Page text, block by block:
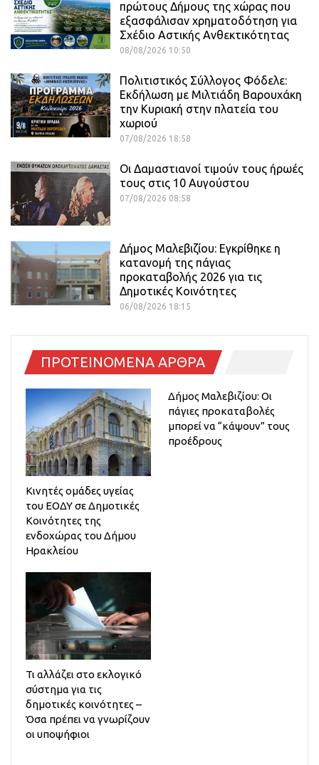
πρώτους Δήμους της χώρας που
εξασφάλισαν χρηματοδότηση για
Σχέδιο Αστικής Ανθεκτικότητας
08/08/2026 10:50
Πολιτιστικός Σύλλογος Φόδελε:
Εκδήλωση με Μιλτιάδη Βαρουχάκη
την Κυριακή στην πλατεία του
χωριού
07/08/2026 18:58
Οι Δαμαστιανοί τιμούν τους ήρωές
τους στις 10 Αυγούστου
07/08/2026 08:58
Δήμος Μαλεβιζίου: Εγκρίθηκε η
κατανομή της πάγιας
προκαταβολής 2026 για τις
Δημοτικές Κοινότητες
06/08/2026 18:15
ΠΡΟΤΕΙΝΟΜΕΝΑ ΑΡΘΡΑ
Κινητές ομάδες υγείας
του ΕΟΔΥ σε Δημοτικές
Κοινότητες της
ενδοχώρας του Δήμου
Ηρακλείου
Δήμος Μαλεβιζίου: Οι
πάγιες προκαταβολές
μπορεί να “κάψουν” τους
προέδρους
Τι αλλάζει στο εκλογικό
σύστημα για τις
δημοτικές κοινότητες –
Όσα πρέπει να γνωρίζουν
οι υποψήφιοι